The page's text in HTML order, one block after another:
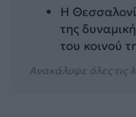
Η
της
του κοινού
Ανακάλυψε όλες τις